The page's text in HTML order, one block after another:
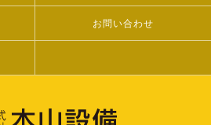
お問い合わせ